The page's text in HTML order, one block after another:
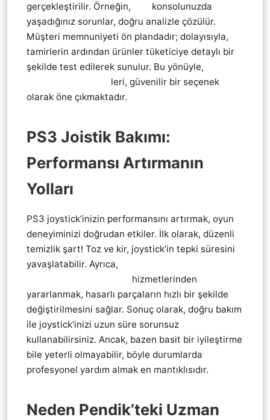
gerçekleştirilir. Örneğin,
konsolunuzda
yaşadığınız sorunlar, doğru analizle çözülür.
Müşteri memnuniyeti ön plandadır; dolayısıyla,
tamirlerin ardından ürünler tüketiciye detaylı bir
şekilde test edilerek sunulur. Bu yönüyle,
leri, güvenilir bir seçenek
olarak öne çıkmaktadır.
PS3 Joistik Bakımı:
Performansı Artırmanın
Yolları
PS3 joystick’inizin performansını artırmak, oyun
deneyiminizi doğrudan etkiler. İlk olarak, düzenli
temizlik şart! Toz ve kir, joystick’in tepki süresini
yavaşlatabilir. Ayrıca,
hizmetlerinden
yararlanmak, hasarlı parçaların hızlı bir şekilde
değiştirilmesini sağlar. Sonuç olarak, doğru bakım
ile joystick’inizi uzun süre sorunsuz
kullanabilirsiniz. Ancak, bazen basit bir iyileştirme
bile yeterli olmayabilir, böyle durumlarda
profesyonel yardım almak en mantıklısıdır.
Neden Pendik’teki Uzman